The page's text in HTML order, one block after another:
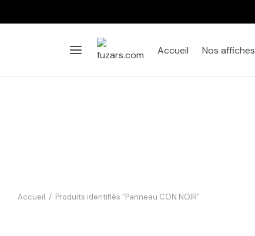
Accueil Nos affiches
Accueil / Produits identifiés “Panneau CON NOIR”